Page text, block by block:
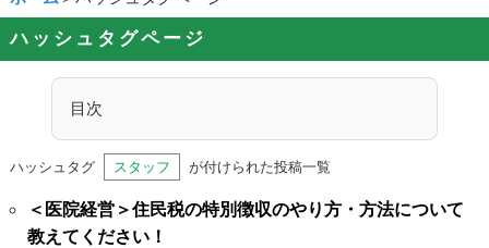
ハッシュタグページ
目次
ハッシュタグ スタッフ が付けられた投稿一覧
＜医院経営＞住民税の特別徴収のやり方・方法について
教えてください！